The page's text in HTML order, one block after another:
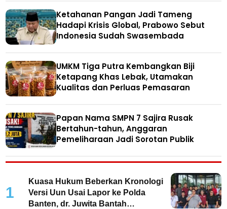
Ketahanan Pangan Jadi Tameng
Hadapi Krisis Global, Prabowo Sebut
Indonesia Sudah Swasembada
UMKM Tiga Putra Kembangkan Biji
Ketapang Khas Lebak, Utamakan
Kualitas dan Perluas Pemasaran
Papan Nama SMPN 7 Sajira Rusak
Bertahun-tahun, Anggaran
Pemeliharaan Jadi Sorotan Publik
1
Kuasa Hukum Beberkan Kronologi
Versi Uun Usai Lapor ke Polda
Banten, dr. Juwita Bantah